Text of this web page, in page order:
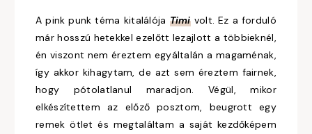
A pink punk téma kitalálója Timi volt. Ez a forduló
már hosszú hetekkel ezelőtt lezajlott a többieknél,
én viszont nem éreztem egyáltalán a magaménak,
így akkor kihagytam, de azt sem éreztem fairnek,
hogy pótolatlanul maradjon. Végül, mikor
elkészítettem az előző posztom, beugrott egy
remek ötlet és megtaláltam a saját kezdőképem